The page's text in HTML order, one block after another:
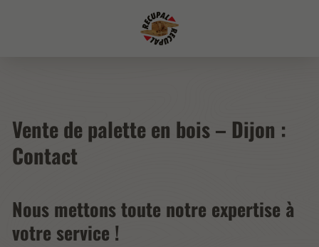
Vente de palette en bois – Dijon :
Contact
Nous mettons toute notre expertise à
votre service !